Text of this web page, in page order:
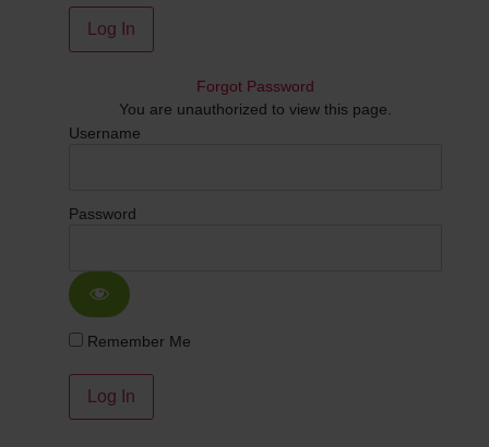
Forgot Password
You are unauthorized to view this page.
Username
Password
Remember Me